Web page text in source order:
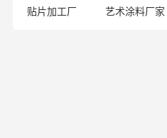
贴片加工厂
艺术涂料厂家